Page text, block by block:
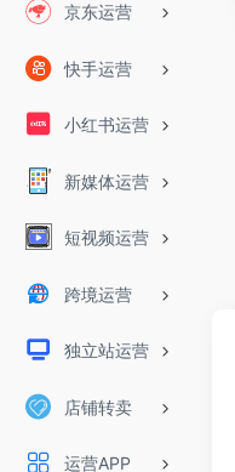
京东运营
快手运营
小红书运营
新媒体运营
短视频运营
跨境运营
独立站运营
店铺转卖
运营APP